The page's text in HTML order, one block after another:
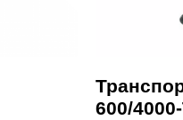
600/